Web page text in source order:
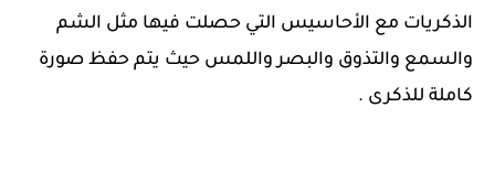
الذكريات مع الأحاسيس التي حصلت فيها مثل الشم
والسمع والتذوق والبصر واللمس حيث يتم حفظ صورة
كاملة للذكرى .